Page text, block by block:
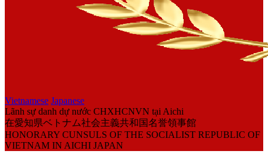
Vietnamese Japanese
Lãnh sự danh dự nước CHXHCNVN tại Aichi
在愛知県ベトナム社会主義共和国名誉領事館
HONORARY CUNSULS OF THE SOCIALIST REPUBLIC OF
VIETNAM IN AICHI JAPAN